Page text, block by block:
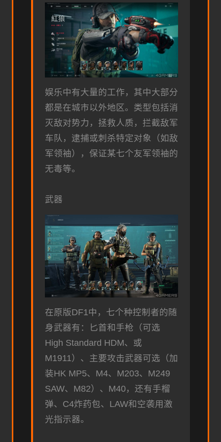
娱乐中有大量的工作，其中大部分
都是在城市以外地区。类型包括消
灭敌对势力，拯救人质，拦截敌军
车队，逮捕或刺杀特定对象（如敌
军领袖），保证某七个友军领袖的
无毒等。
武器
在原版DF1中，七个种控制者的随
身武器有：匕首和手枪（可选
High Standard HDM、或
M1911）、主要攻击武器可选（加
装HK MP5、M4、M203、M249
SAW、M82）、M40，还有手榴
弹、C4炸药包、LAW和空袭用激
光指示器。